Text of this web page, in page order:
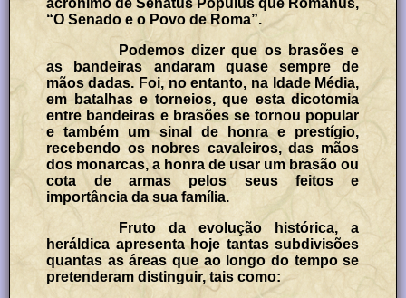
acrónimo de Senātus Populus que Rōmānus,
“O Senado e o Povo de Roma”.
Podemos dizer que os brasões e
as bandeiras andaram quase sempre de
mãos dadas. Foi, no entanto, na Idade Média,
em batalhas e torneios, que esta dicotomia
entre bandeiras e brasões se tornou popular
e também um sinal de honra e prestígio,
recebendo os nobres cavaleiros, das mãos
dos monarcas, a honra de usar um brasão ou
cota de armas pelos seus feitos e
importância da sua família.
Fruto da evolução histórica, a
heráldica apresenta hoje tantas subdivisões
quantas as áreas que ao longo do tempo se
pretenderam distinguir, tais como: